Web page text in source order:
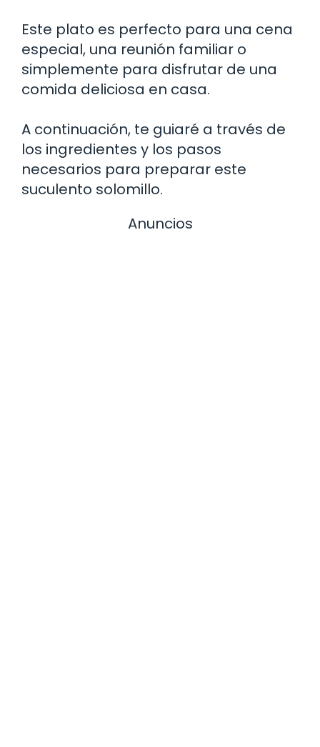
Este plato es perfecto para una cena
especial, una reunión familiar o
simplemente para disfrutar de una
comida deliciosa en casa.
A continuación, te guiaré a través de
los ingredientes y los pasos
necesarios para preparar este
suculento solomillo.
Anuncios